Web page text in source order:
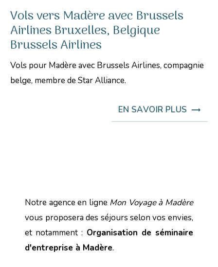
Vols vers Madère avec Brussels
Airlines Bruxelles, Belgique
Brussels Airlines
Vols pour Madère avec Brussels Airlines, compagnie
belge, membre de Star Alliance.
EN SAVOIR PLUS
Notre agence en ligne Mon Voyage à Madère
vous proposera des séjours selon vos envies,
et notamment : Organisation de séminaire
d'entreprise à Madère.